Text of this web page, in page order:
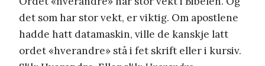
det som har stor vekt, er viktig. Om apostlene
hadde hatt datamaskin, ville de kanskje latt
ordet «hverandre» stå i fet skrift eller i kursiv.